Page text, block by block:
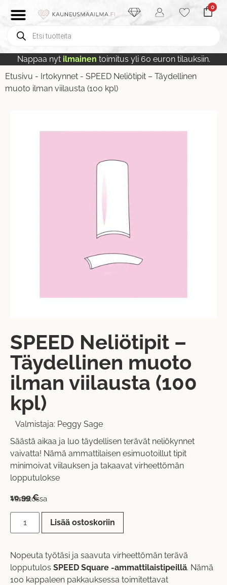
0
Nappaa nyt ilmainen toimitus yli 60 euron tilauksiin.
Etusivu - Irtokynnet - SPEED Neliötipit – Täydellinen
muoto ilman viilausta (100 kpl)
SPEED Neliötipit –
Täydellinen muoto
ilman viilausta (100
kpl)
Valmistaja: Peggy Sage
Säästä aikaa ja luo täydellisen terävät neliökynnet
vaivatta! Nämä ammattilaisen esimuotoillut tipit
minimoivat viilauksen ja takaavat virheettömän
lopputulokse
10,99€
Varastossa
Lisää ostoskoriin
Nopeuta työtäsi ja saavuta virheettömän terävä
lopputulos SPEED Square -ammattilaistipeillä. Nämä
100 kappaleen pakkauksessa toimitettavat